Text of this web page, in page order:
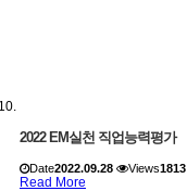
2022 EM실천 직업능력평가
Date2022.09.28 Views1813
Read More